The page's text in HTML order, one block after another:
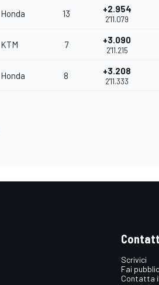
Honda 13 +2.954
2'11.079
KTM 7 +3.090
2'11.215
Honda 8 +3.208
2'11.333
Scrivici
Fai
Contatta